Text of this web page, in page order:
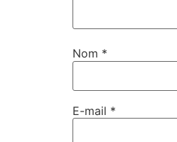
Nom *
E-mail *